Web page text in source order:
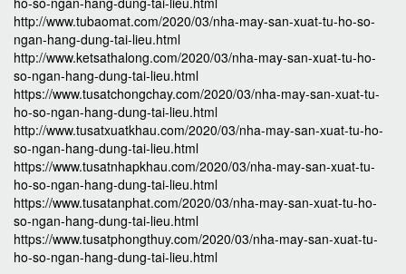
http://www.tubaomat.com/2020/03/nha-may-san-xuat-tu-ho-so-
ngan-hang-dung-tai-lieu.html
http://www.ketsathalong.com/2020/03/nha-may-san-xuat-tu-ho-
so-ngan-hang-dung-tai-lieu.html
https://www.tusatchongchay.com/2020/03/nha-may-san-xuat-tu-
ho-so-ngan-hang-dung-tai-lieu.html
http://www.tusatxuatkhau.com/2020/03/nha-may-san-xuat-tu-ho-
so-ngan-hang-dung-tai-lieu.html
https://www.tusatnhapkhau.com/2020/03/nha-may-san-xuat-tu-
ho-so-ngan-hang-dung-tai-lieu.html
https://www.tusatanphat.com/2020/03/nha-may-san-xuat-tu-ho-
so-ngan-hang-dung-tai-lieu.html
https://www.tusatphongthuy.com/2020/03/nha-may-san-xuat-tu-
ho-so-ngan-hang-dung-tai-lieu.html